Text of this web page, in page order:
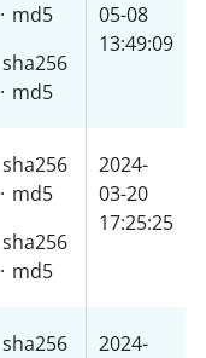
· md5
sha256
· md5
05-08
13:49:09
sha256
· md5
sha256
· md5
2024-
03-20
17:25:25
sha256
2024-